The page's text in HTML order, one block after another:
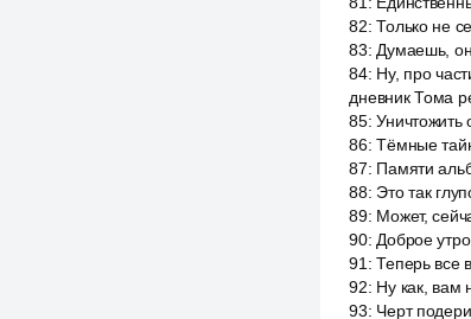
82:Только не
83: Думаешь,
84: Ну, про
дневник Тома
85:Уничтожить
86:Тёмные
87: Памяти
88: Это так
89: Может,
90: Доброе утро.
91 :Теперь все
92: Ну как, вам
93: Черт